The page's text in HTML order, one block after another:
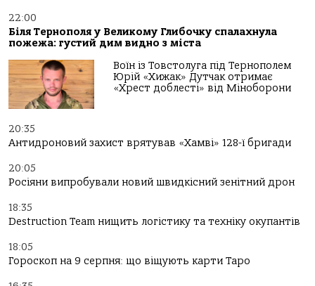
22:00
Біля Тернополя у Великому Глибочку спалахнула
пожежа: густий дим видно з міста
Воїн із Товстолуга під Тернополем
Юрій «Хижак» Дутчак отримає
«Хрест доблесті» від Міноборони
20:35
Антидроновий захист врятував «Хамві» 128-ї бригади
20:05
Росіяни випробували новий швидкісний зенітний дрон
18:35
Destruction Team нищить логістику та техніку окупантів
18:05
Гороскоп на 9 серпня: що віщують карти Таро